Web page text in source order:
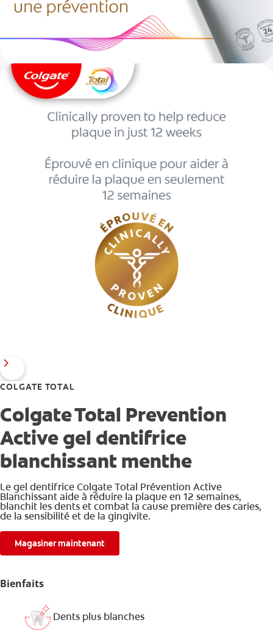
COLGATE TOTAL
Colgate Total Prevention
Active gel dentifrice
blanchissant menthe
Le gel dentifrice Colgate Total Prévention Active
Blanchissant aide à réduire la plaque en 12 semaines,
blanchit les dents et combat la cause première des caries,
de la sensibilité et de la gingivite.
Magasiner maintenant
Bienfaits
Dents plus blanches